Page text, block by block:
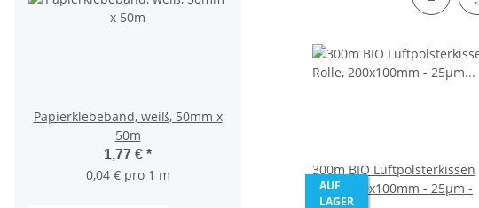
AUF
LAGER
300m BIO Luftpolsterkissen
Rolle, 200x100mm - 25µm -
Papierklebeband, weiß, 50mm x
50m
1,77 € *
0,04 € pro 1 m 7,85 €*